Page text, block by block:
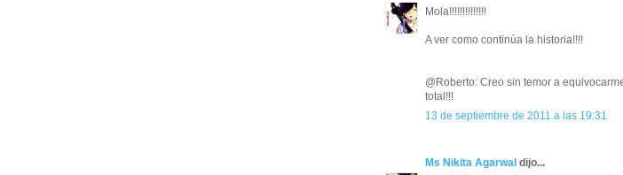
Mola!!!!!!!!!!!!!!
A ver como continúa la historia!!!!
@Roberto: Creo sin temor a
total!!!
13 de septiembre de 2011 a las 19:31
Ms Nikita Agarwal dijo...